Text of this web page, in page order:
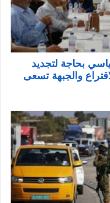
بحاجة لتجديد
والجبهة تسعى